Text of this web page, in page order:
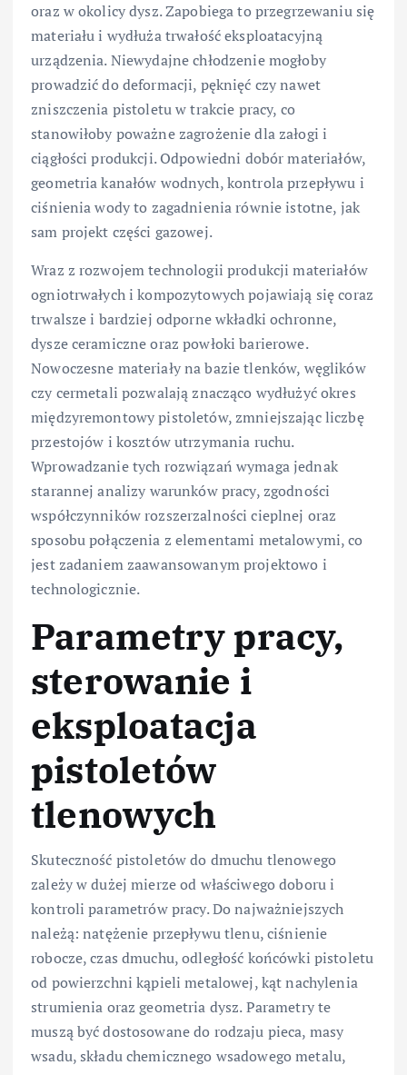
oraz w okolicy dysz. Zapobiega to przegrzewaniu się
materiału i wydłuża trwałość eksploatacyjną
urządzenia. Niewydajne chłodzenie mogłoby
prowadzić do deformacji, pęknięć czy nawet
zniszczenia pistoletu w trakcie pracy, co
stanowiłoby poważne zagrożenie dla załogi i
ciągłości produkcji. Odpowiedni dobór materiałów,
geometria kanałów wodnych, kontrola przepływu i
ciśnienia wody to zagadnienia równie istotne, jak
sam projekt części gazowej.
Wraz z rozwojem technologii produkcji materiałów
ogniotrwałych i kompozytowych pojawiają się coraz
trwalsze i bardziej odporne wkładki ochronne,
dysze ceramiczne oraz powłoki barierowe.
Nowoczesne materiały na bazie tlenków, węglików
czy cermetali pozwalają znacząco wydłużyć okres
międzyremontowy pistoletów, zmniejszając liczbę
przestojów i kosztów utrzymania ruchu.
Wprowadzanie tych rozwiązań wymaga jednak
starannej analizy warunków pracy, zgodności
współczynników rozszerzalności cieplnej oraz
sposobu połączenia z elementami metalowymi, co
jest zadaniem zaawansowanym projektowo i
technologicznie.
Parametry pracy,
sterowanie i
eksploatacja
pistoletów
tlenowych
Skuteczność pistoletów do dmuchu tlenowego
zależy w dużej mierze od właściwego doboru i
kontroli parametrów pracy. Do najważniejszych
należą: natężenie przepływu tlenu, ciśnienie
robocze, czas dmuchu, odległość końcówki pistoletu
od powierzchni kąpieli metalowej, kąt nachylenia
strumienia oraz geometria dysz. Parametry te
muszą być dostosowane do rodzaju pieca, masy
wsadu, składu chemicznego wsadowego metalu,